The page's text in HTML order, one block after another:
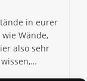
in eurer
Wände,
also sehr